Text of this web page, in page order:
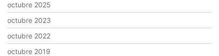
octubre 2025
octubre 2023
octubre 2022
octubre 2019